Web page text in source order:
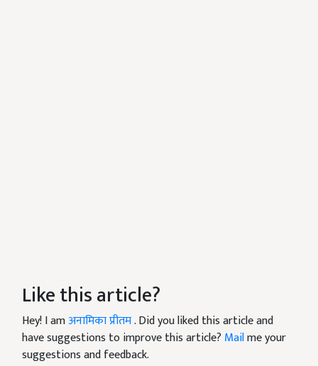
Like this article?
Hey! I amअनामिका प्रीतम. Did you liked this article and
have suggestions to improve this article? Mailme your
suggestions and feedback.